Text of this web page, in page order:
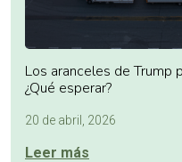
Los aranceles de Trump
¿Qué esperar?
20 de abril, 2026
Leer más